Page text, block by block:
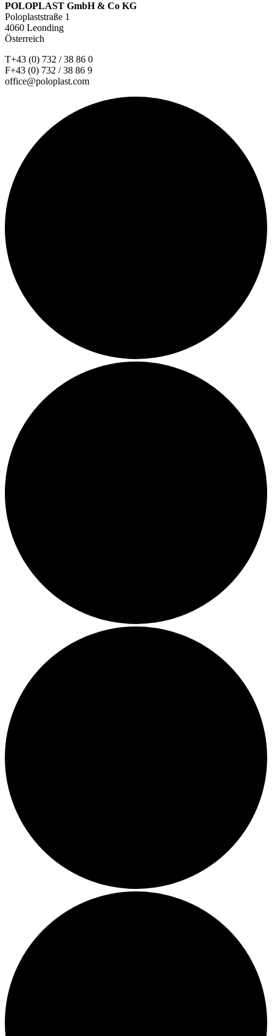
POLOPLAST GmbH & Co KG
Poloplaststraße 1
4060 Leonding
Österreich
T+43 (0) 732 / 38 86 0
F+43 (0) 732 / 38 86 9
office@poloplast.com